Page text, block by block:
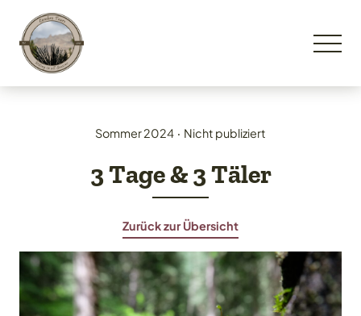
Sommer 2024 ‧ Nicht publiziert
3 Tage & 3 Täler
Zurück zur Übersicht